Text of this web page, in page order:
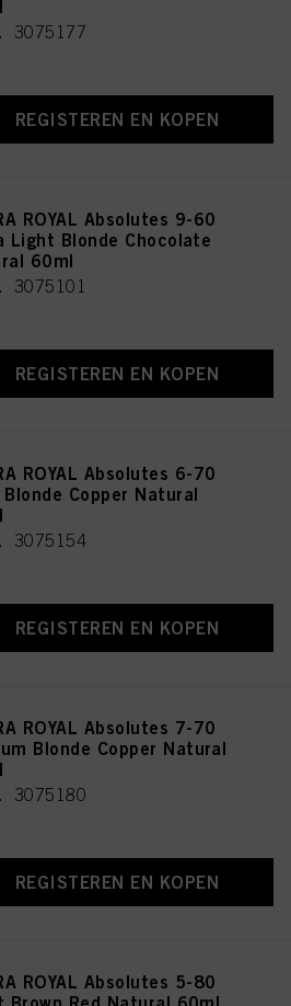
3075177
REGISTEREN EN KOPEN
ROYAL Absolutes 9-60
Light Blonde Chocolate
60ml
3075101
REGISTEREN EN KOPEN
ROYAL Absolutes 6-70
Blonde Copper Natural
3075154
REGISTEREN EN KOPEN
ROYAL Absolutes 7-70
Blonde Copper Natural
3075180
REGISTEREN EN KOPEN
ROYAL Absolutes 5-80